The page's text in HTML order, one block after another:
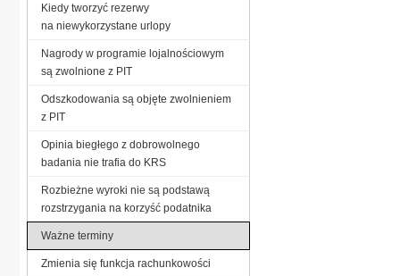
Kiedy tworzyć rezerwy
na niewykorzystane urlopy
Nagrody w programie lojalnościowym
są zwolnione z PIT
Odszkodowania są objęte zwolnieniem
z PIT
Opinia biegłego z dobrowolnego
badania nie trafia do KRS
Rozbieżne wyroki nie są podstawą
rozstrzygania na korzyść podatnika
Ważne terminy
Zmienia się funkcja rachunkowości